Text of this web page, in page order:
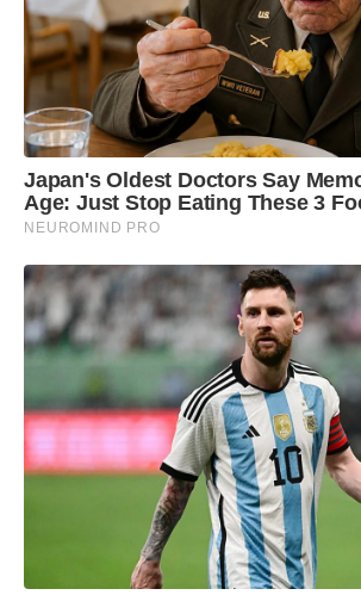
trabalho. Por meio do benefício,
com os quatro primeiros
contratado, desde que a
a manter o posto por, no mínimo,
Japan's Oldest Doctors Say
Age: Just Stop Eating These 3
NEUROMIND PRO